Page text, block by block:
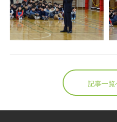
記事一覧